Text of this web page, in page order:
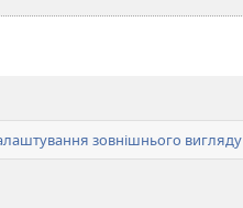
зовнішнього вигляду